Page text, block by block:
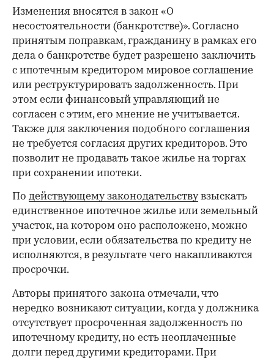
Изменения вносятся в закон «О
несостоятельности (банкротстве)». Согласно
принятым поправкам, гражданину в рамках его
дела о банкротстве будет разрешено заключить
с ипотечным кредитором мировое соглашение
или реструктурировать задолженность. При
этом если финансовый управляющий не
согласен с этим, его мнение не учитывается.
Также для заключения подобного соглашения
не требуется согласия других кредиторов. Это
позволит не продавать такое жилье на торгах
при сохранении ипотеки.
По действующему законодательствувзыскать
единственное ипотечное жилье или земельный
участок, на котором оно расположено, можно
при условии, если обязательства по кредиту не
исполняются, в результате чего накапливаются
просрочки.
Авторы принятого закона отмечали, что
нередко возникают ситуации, когда у должника
отсутствует просроченная задолженность по
ипотечному кредиту, но есть неоплаченные
долги перед другими кредиторами. При